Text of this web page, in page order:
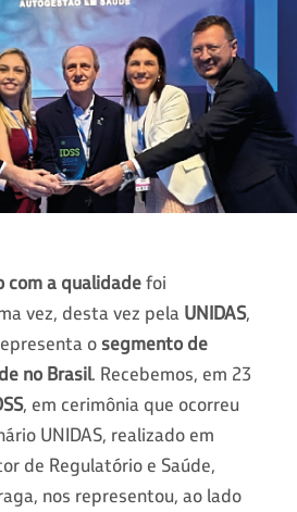
com a qualidadefoi
vez, desta vez pela UNIDAS,
o segmento de
no Brasil. Recebemos, em 23
, em cerimônia que ocorreu
UNIDAS, realizado em
de Regulatório e Saúde,
nos representou, ao lado